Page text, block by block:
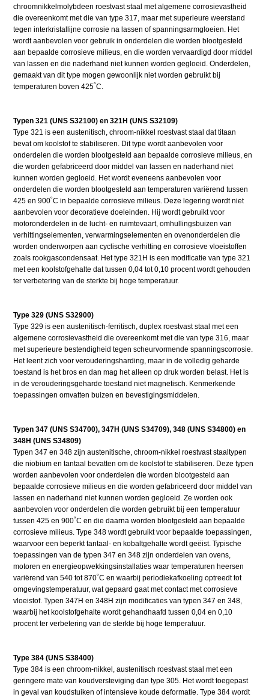
chroomnikkelmolybdeen roestvast staal met algemene corrosievastheid
die overeenkomt met die van type 317, maar met superieure weerstand
tegen interkristallijne corrosie na lassen of spanningsarmgloeien. Het
wordt aanbevolen voor gebruik in onderdelen die worden blootgesteld
aan bepaalde corrosieve milieus, en die worden vervaardigd door middel
van lassen en die naderhand niet kunnen worden gegloeid. Onderdelen,
gemaakt van dit type mogen gewoonlijk niet worden gebruikt bij
temperaturen boven 425˚C.
Typen 321 (UNS S32100) en 321H (UNS S32109)
Type 321 is een austenitisch, chroom-nikkel roestvast staal dat titaan
bevat om koolstof te stabiliseren. Dit type wordt aanbevolen voor
onderdelen die worden blootgesteld aan bepaalde corrosieve milieus, en
die worden gefabriceerd door middel van lassen en naderhand niet
kunnen worden gegloeid. Het wordt eveneens aanbevolen voor
onderdelen die worden blootgesteld aan temperaturen variërend tussen
425 en 900˚C in bepaalde corrosieve milieus. Deze legering wordt niet
aanbevolen voor decoratieve doeleinden. Hij wordt gebruikt voor
motoronderdelen in de lucht- en ruimtevaart, omhullingsbuizen van
verhittingselementen, verwarmingselementen en ovenonderdelen die
worden onderworpen aan cyclische verhitting en corrosieve vloeistoffen
zoals rookgascondensaat. Het type 321H is een modificatie van type 321
met een koolstofgehalte dat tussen 0,04 tot 0,10 procent wordt gehouden
ter verbetering van de sterkte bij hoge temperatuur.
Type 329 (UNS S32900)
Type 329 is een austenitisch-ferritisch, duplex roestvast staal met een
algemene corrosievastheid die overeenkomt met die van type 316, maar
met superieure bestendigheid tegen scheurvormende spanningscorrosie.
Het leent zich voor verouderingsharding, maar in de volledig geharde
toestand is het bros en dan mag het alleen op druk worden belast. Het is
in de verouderingsgeharde toestand niet magnetisch. Kenmerkende
toepassingen omvatten buizen en bevestigingsmiddelen.
Typen 347 (UNS S34700), 347H (UNS S34709), 348 (UNS S34800) en
348H (UNS S34809)
Typen 347 en 348 zijn austenitische, chroom-nikkel roestvast staaltypen
die niobium en tantaal bevatten om de koolstof te stabiliseren. Deze typen
worden aanbevolen voor onderdelen die worden blootgesteld aan
bepaalde corrosieve milieus en die worden gefabriceerd door middel van
lassen en naderhand niet kunnen worden gegloeid. Ze worden ook
aanbevolen voor onderdelen die worden gebruikt bij een temperatuur
tussen 425 en 900˚C en die daarna worden blootgesteld aan bepaalde
corrosieve milieus. Type 348 wordt gebruikt voor bepaalde toepassingen,
waarvoor een beperkt tantaal- en kobaltgehalte wordt geëist. Typische
toepassingen van de typen 347 en 348 zijn onderdelen van ovens,
motoren en energieopwekkingsinstallaties waar temperaturen heersen
variërend van 540 tot 870˚C en waarbij periodiekafkoeling optreedt tot
omgevingstemperatuur, wat gepaard gaat met contact met corrosieve
vloeistof. Typen 347H en 348H zijn modificaties van typen 347 en 348,
waarbij het koolstofgehalte wordt gehandhaafd tussen 0,04 en 0,10
procent ter verbetering van de sterkte bij hoge temperatuur.
Type 384 (UNS S38400)
Type 384 is een chroom-nikkel, austenitisch roestvast staal met een
geringere mate van koudversteviging dan type 305. Het wordt toegepast
in geval van koudstuiken of intensieve koude deformatie. Type 384 wordt